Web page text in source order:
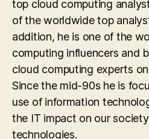
top cloud computing
of the worldwide top
addition, he is one of the
computing influencers and
cloud computing experts
Since the mid-90s he is
use of information
the IT impact on our
technologies.